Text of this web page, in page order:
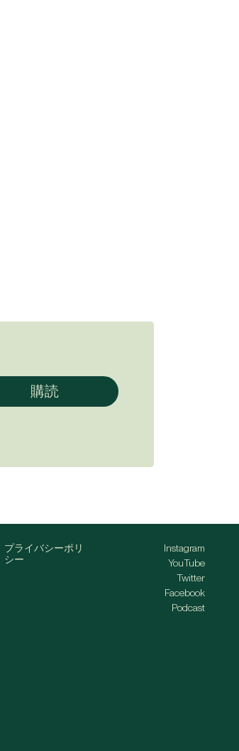
プライバシーポリ
シー
Instagram
YouTube
Twitter
Facebook
Podcast